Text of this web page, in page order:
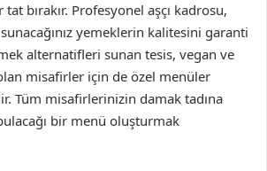
bırakır. Profesyonel aşçı kadrosu,
yemeklerin kalitesini garanti
alternatifleri sunan tesis, vegan ve
misafirler için de özel menüler
Tüm misafirlerinizin damak tadına
bir menü oluşturmak